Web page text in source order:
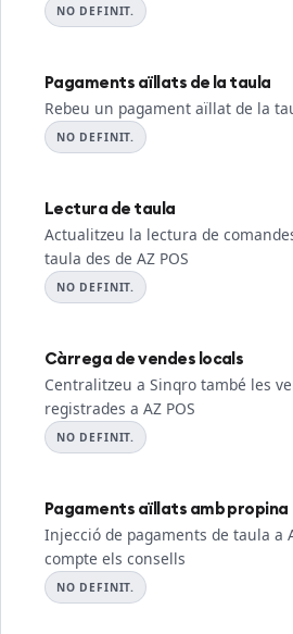
NO DEFINIT.
Pagaments aïllats de la taula
Rebeu un pagament aïllat de la
NO DEFINIT.
Lectura de taula
Actualitzeu la lectura de
taula des de AZ POS
NO DEFINIT.
Càrrega de vendes locals
Centralitzeu a Sinqro també les
registrades a AZ POS
NO DEFINIT.
Pagaments aïllats amb propina
Injecció de pagaments de taula a
compte els consells
NO DEFINIT.